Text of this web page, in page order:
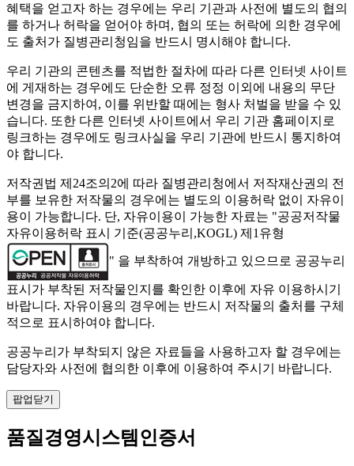
혜택을 얻고자 하는 경우에는 우리 기관과 사전에 별도의 협의
를 하거나 허락을 얻어야 하며, 협의 또는 허락에 의한 경우에
도 출처가 질병관리청임을 반드시 명시해야 합니다.
우리 기관의 콘텐츠를 적법한 절차에 따라 다른 인터넷 사이트
에 게재하는 경우에도 단순한 오류 정정 이외에 내용의 무단
변경을 금지하여, 이를 위반할 때에는 형사 처벌을 받을 수 있
습니다. 또한 다른 인터넷 사이트에서 우리 기관 홈페이지로
링크하는 경우에도 링크사실을 우리 기관에 반드시 통지하여
야 합니다.
저작권법 제24조의2에 따라 질병관리청에서 저작재산권의 전
부를 보유한 저작물의 경우에는 별도의 이용허락 없이 자유이
용이 가능합니다. 단, 자유이용이 가능한 자료는 "공공저작물
자유이용허락 표시 기준(공공누리,KOGL) 제1유형
" 을 부착하여 개방하고 있으므로 공공누리
표시가 부착된 저작물인지를 확인한 이후에 자유 이용하시기
바랍니다. 자유이용의 경우에는 반드시 저작물의 출처를 구체
적으로 표시하여야 합니다.
공공누리가 부착되지 않은 자료들을 사용하고자 할 경우에는
담당자와 사전에 협의한 이후에 이용하여 주시기 바랍니다.
팝업닫기
품질경영시스템인증서